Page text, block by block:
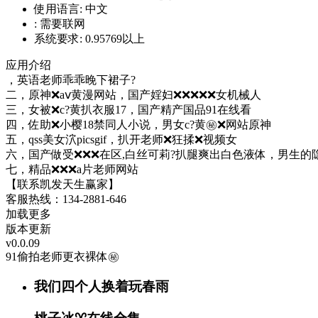
使用语言: 中文
: 需要联网
系统要求: 0.95769以上
应用介绍
，英语老师乖乖晚下裙子?
二，原神❌aⅴ黄漫网站，国产婬妇❌❌❌❌❌女机械人
三，女被❌c?黄扒衣服17，国产精产国品91在线看
四，佐助❌小樱18禁同人小说，男女c?黄㊙️❌网站原神
五，qss美女泬picsgif，扒开老师❌狂揉❌视频女
六，国产做受❌❌❌在区,白丝可莉?扒腿爽出白色液体，男生的
七，精品❌❌❌a片老师网站
【联系凯发天生赢家】
客服热线：134-2881-646
加载更多
版本更新
v0.0.09
91偷拍老师更衣裸体㊙️
我们四个人换着玩春雨